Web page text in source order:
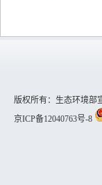
版权所有：生态环境部
京ICP备12040763号-8